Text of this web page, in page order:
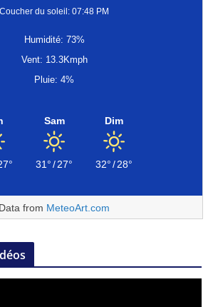
Coucher du soleil: 07:48 PM
Humidité: 73%
Vent: 13.3Kmph
Pluie: 4%
Sam
31°/27°
Dim
32°/28°
Data from MeteoArt.com